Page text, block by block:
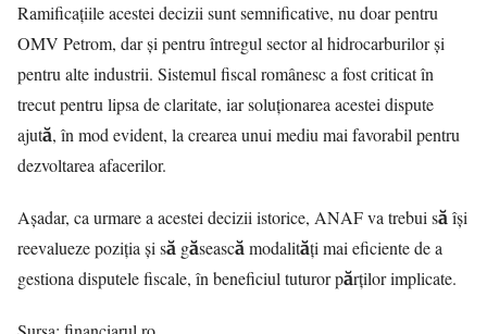
Ramificațiile acestei decizii sunt semnificative, nu doar pentru
OMV Petrom, dar și pentru întregul sector al hidrocarburilor și
pentru alte industrii. Sistemul fiscal românesc a fost criticat în
trecut pentru lipsa de claritate, iar soluționarea acestei dispute
ajută, în mod evident, la crearea unui mediu mai favorabil pentru
dezvoltarea afacerilor.
Aşadar, ca urmare a acestei decizii istorice, ANAF va trebui să își
reevalueze poziția și să găsească modalități mai eficiente de a
gestiona disputele fiscale, în beneficiul tuturor părților implicate.